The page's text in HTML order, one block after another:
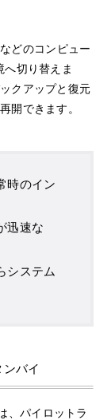
どのコンピュー
へ切り替えま
クアップと復元
開できます。
時のイン
迅速な
システム
バイ
、パイロットラ